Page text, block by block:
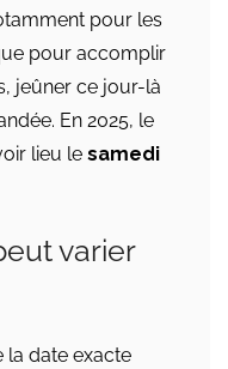
pour les
pour accomplir
jeûner ce jour-là
En 2025, le
lieu le samedi
varier
la date exacte